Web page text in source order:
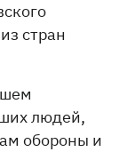
стран
людей,
обороны и